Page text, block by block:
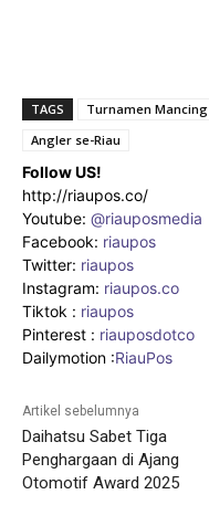
TAGS Turnamen Mancing
Angler se-Riau
Follow US!
http://riaupos.co/
Youtube: @riauposmedia
Facebook: riaupos
Twitter: riaupos
Instagram: riaupos.co
Tiktok : riaupos
Pinterest : riauposdotco
Dailymotion :RiauPos
Artikel sebelumnya
Daihatsu Sabet Tiga
Penghargaan di Ajang
Otomotif Award 2025